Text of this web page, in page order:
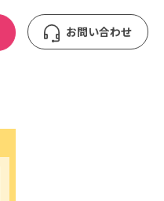
お問い合わせ